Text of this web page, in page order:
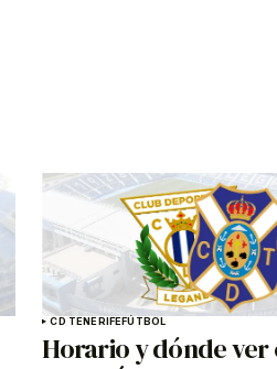
CD TENERIFEFÚTBOL
Horario y dónde ver